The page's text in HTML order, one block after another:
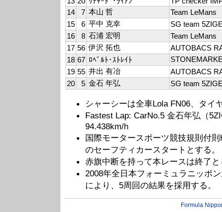
14
7 本山 哲
Team LeMans
15
6 平中 克幸
SG team
16
8 石浦 宏明
Team LeMans
17 56 伊沢 拓也
AUTOBACS
18 67 ﾛﾍﾞﾙﾄ･ｽﾄﾚｲﾄ
19 55 井出 有冶
AUTOBACS
20
5 金石 年弘 SG team
シャーシーは全車Lola FN06、タイ
Fastest Lap: CarNo.5 金石年弘（
94.438km/h
国際モータースポーツ競技規則付
のセーフティカースタートとする。
赤旗中断を持って本レースは終了
2008年全日本フォーミュラニッポ
により、5周回の結果を採用する。
Formula